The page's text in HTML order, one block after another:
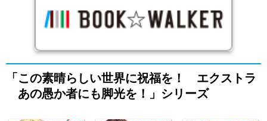
「この素晴らしい世界に祝福を！ エクストラ
あの愚か者にも脚光を！」シリーズ